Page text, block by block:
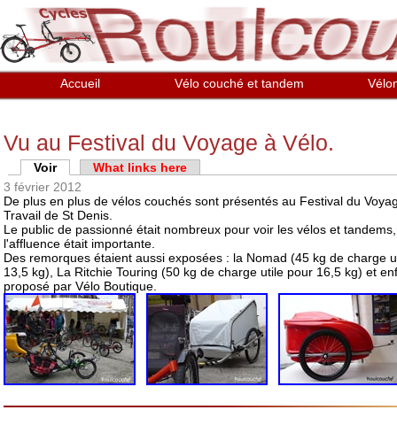
Aller au contenu principal
Accueil Vélo couché et tandem
Vu au Festival du Voyage à Vélo.
Onglets principaux
Voir(onglet actif)
What links here
3 février 2012
De plus en plus de vélos couchés sont présentés au Festival du
Travail de St Denis.
Le public de passionné était nombreux pour voir les vélos et
l'affluence était importante.
Des remorques étaient aussi exposées : la Nomad (45 kg de
13,5 kg), La Ritchie Touring (50 kg de charge utile pour 16,5 kg) et
proposé par Vélo Boutique.